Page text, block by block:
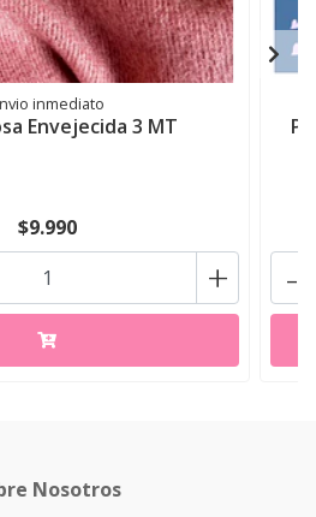
inmediato
Envejecida 3 MT
$9.990
+ -
Nosotros